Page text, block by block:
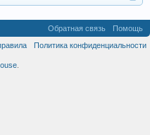
Обратная связь
Помощь
Политика конфиденциальности